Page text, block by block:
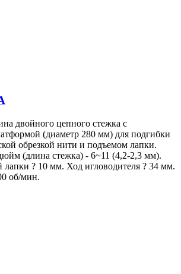
двойного цепного стежка с
(диаметр 280 мм) для подгибки
обрезкой нити и подъемом лапки.
(длина стежка) - 6~11 (4,2-2,3 мм).
? 10 мм. Ход игловодителя ? 34 мм.
об/мин.